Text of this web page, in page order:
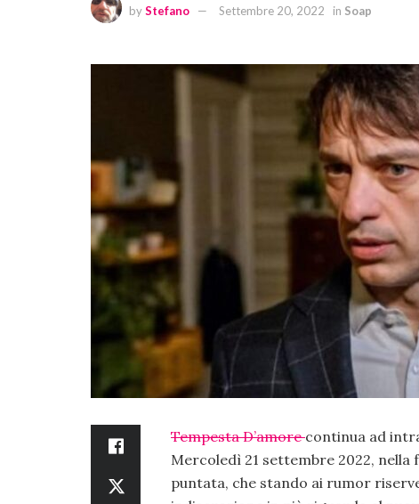
byStefano Settembre 20, 2022 in Soap
Tempesta D’amorecontinua ad
Mercoledì 21 settembre 2022, nella
puntata, che stando ai rumor